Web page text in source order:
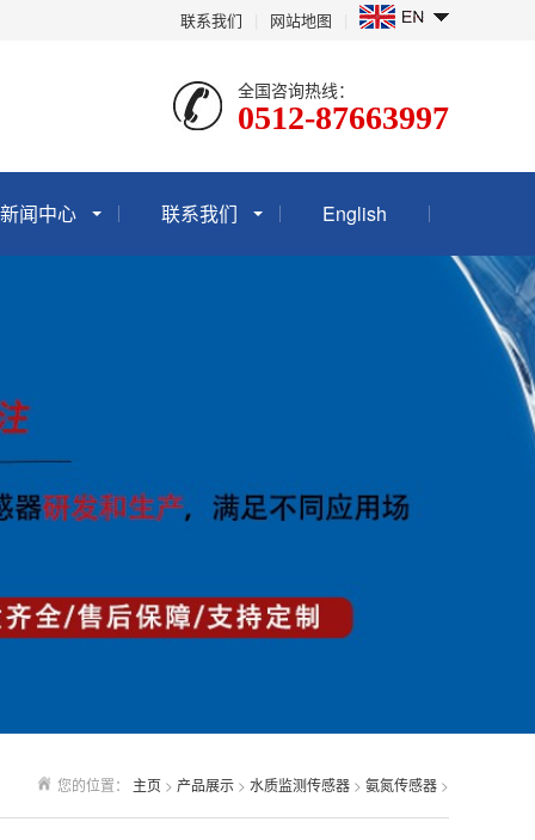
联系我们 网站地图
全国咨询热线：
0512-87663997
新闻中心 联系我们 English
您的位置： 主页 > 产品展示 > 水质监测传感器 > 氨氮传感器 >